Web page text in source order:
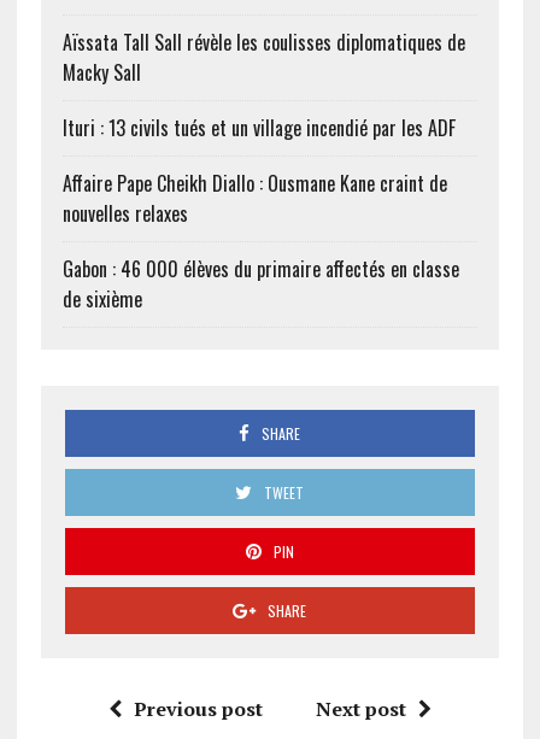
Aïssata Tall Sall révèle les coulisses diplomatiques de
Macky Sall
Ituri : 13 civils tués et un village incendié par les ADF
Affaire Pape Cheikh Diallo : Ousmane Kane craint de
nouvelles relaxes
Gabon : 46 000 élèves du primaire affectés en classe
de sixième
SHARE
TWEET
PIN
SHARE
Previous post Next post